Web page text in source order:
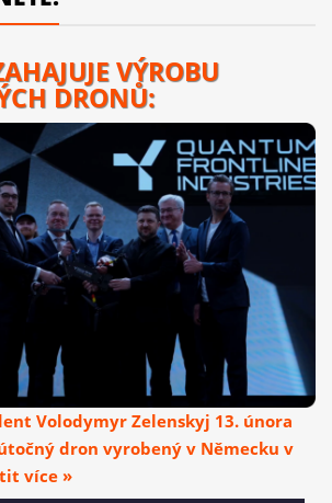
VÝROBU
DRONŮ:
Volodymyr Zelenskyj 13. února
dron vyrobený v Německu v
více »